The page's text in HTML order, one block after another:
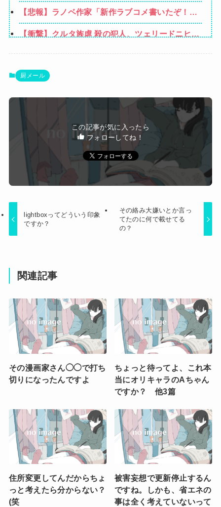
れよノロマ！底辺職はキビキビ動け！そんなんだ
から給料低いんだろうな！」→ すると…
【悲報】ラノベ作家「新作ラブコメ書いたぞ！」
冷笑系「いい歳こいてラブコメ書いて恥ずかしく
ないの？」
【衝撃】クルタ族虐 殺の犯人、ツェリードニヒで
【悲報】黒人、卑怯すぎて炎上するｗｗｗｗ
オコエ瑠偉、メキシコに渡って2球団を即クビ
【速報】専門家「イオンモール熊本の爆心地に”こ
んなもの”があったんだけど…」
【動かざる証拠】 半年前から旦那に「お弁当いら
ない」と言われることが度々あった → ある日、
空のお弁当箱を取る為に旦那の鞄を開けた時に、
衝撃のブツを発見してしまう…
Powered by livedoor 相互RSS
厨メール
この記事が気に入ったら
フォローしてね！
lightboxってどういう印象
ですか？
その絡み大嫌いとか言っ
てたのに何で載せてる
の？
関連記事
その漫画家さん◯◯で打ち
切りになったんですよ
ちょっと待ってよ、これ本
当にオリキャラのAちゃん
ですか？ 他3篇
住所変更してんだからちょ
っと考えたら分からない？
(笑
被害妄想で更新停止するん
ですね。しかも、省エネの
事は全く考えていないって